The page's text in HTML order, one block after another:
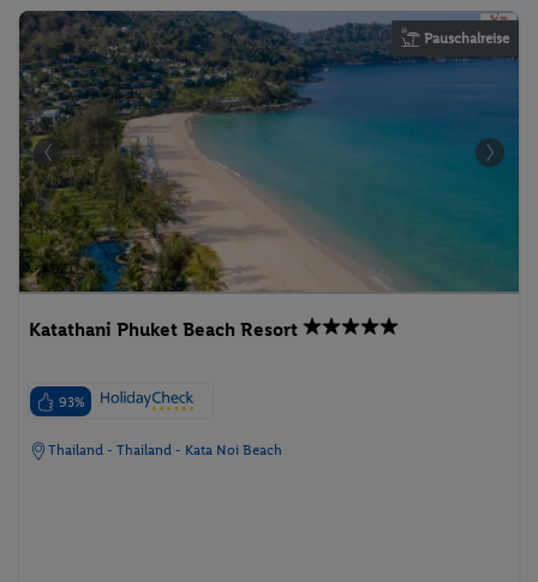
Pauschalreise
Katathani Phuket Beach Resort
93%
Thailand - Thailand - Kata Noi Beach